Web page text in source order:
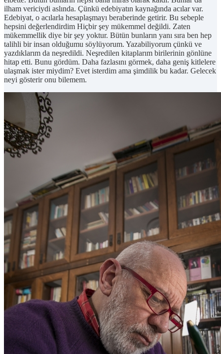
ilham vericiydi aslında. Çünkü edebiyatın kaynağında acılar var.
Edebiyat, o acılarla hesaplaşmayı beraberinde getirir. Bu sebeple
hepsini değerlendirdim Hiçbir şey mükemmel değildi. Zaten
mükemmellik diye bir şey yoktur. Bütün bunların yanı sıra ben hep
talihli bir insan olduğumu söylüyorum. Yazabiliyorum çünkü ve
yazdıklarım da neşredildi. Neşredilen kitaplarım birilerinin gönlüne
hitap etti. Bunu gördüm. Daha fazlasını görmek, daha geniş kitlelere
ulaşmak ister miydim? Evet isterdim ama şimdilik bu kadar. Gelecek
neyi gösterir onu bilemem.